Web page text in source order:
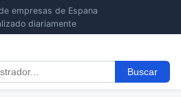
empresas de Espana
diariamente
Buscar